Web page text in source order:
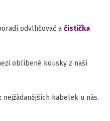
odvlhčovač a čistička
oblíbené kousky z naší
nejžádanějších kabelek u nás.